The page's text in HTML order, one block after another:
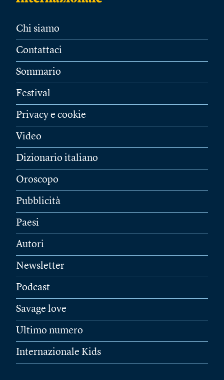
Chi siamo
Contattaci
Sommario
Festival
Privacy e cookie
Video
Dizionario italiano
Oroscopo
Pubblicità
Paesi
Autori
Newsletter
Podcast
Savage love
Ultimo numero
Internazionale Kids